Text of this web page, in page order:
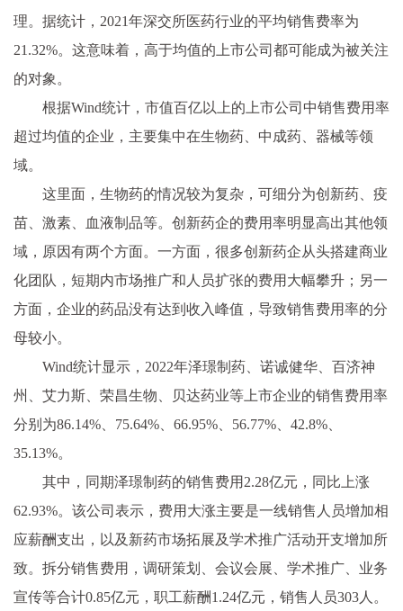
理。据统计，2021年深交所医药行业的平均销售费率为
21.32%。这意味着，高于均值的上市公司都可能成为被关注
的对象。
根据Wind统计，市值百亿以上的上市公司中销售费用率
超过均值的企业，主要集中在生物药、中成药、器械等领
域。
这里面，生物药的情况较为复杂，可细分为创新药、疫
苗、激素、血液制品等。创新药企的费用率明显高出其他领
域，原因有两个方面。一方面，很多创新药企从头搭建商业
化团队，短期内市场推广和人员扩张的费用大幅攀升；另一
方面，企业的药品没有达到收入峰值，导致销售费用率的分
母较小。
Wind统计显示，2022年泽璟制药、诺诚健华、百济神
州、艾力斯、荣昌生物、贝达药业等上市企业的销售费用率
分别为86.14%、75.64%、66.95%、56.77%、42.8%、
35.13%。
其中，同期泽璟制药的销售费用2.28亿元，同比上涨
62.93%。该公司表示，费用大涨主要是一线销售人员增加相
应薪酬支出，以及新药市场拓展及学术推广活动开支增加所
致。拆分销售费用，调研策划、会议会展、学术推广、业务
宣传等合计0.85亿元，职工薪酬1.24亿元，销售人员303人。